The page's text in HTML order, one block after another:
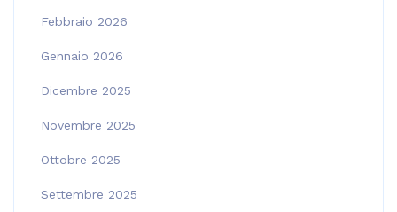
Febbraio 2026
Gennaio 2026
Dicembre 2025
Novembre 2025
Ottobre 2025
Settembre 2025